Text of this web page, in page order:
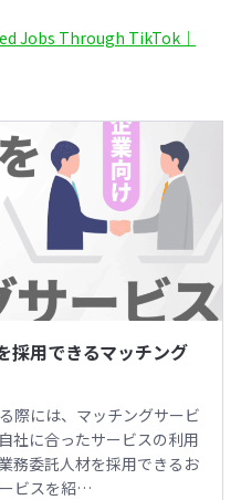
Jobs Through TikTok｜
採用できるマッチング
際には、マッチングサービ
社に合ったサービスの利用
務委託人材を採用できるお
ビスを紹…